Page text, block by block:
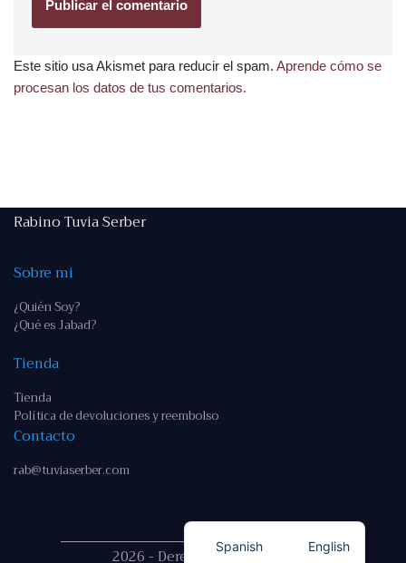
Este sitio usa Akismet para reducir el spam. Aprende cómo se
procesan los datos de tus comentarios.
Rabino Tuvia Serber
Sobre mi
¿Quién Soy?
¿Qué es Jabad?
Tienda
Tienda
Política de devoluciones y reembolso
Contacto
rab@tuviaserber.com
2026 - Derechos reservados
Spanish English